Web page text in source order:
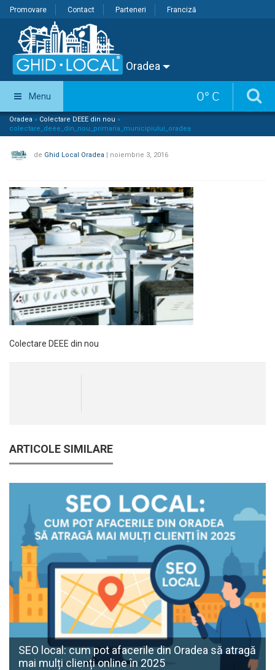
Promovare Contact Parteneri Franciză
Oradea
0° C
Menu
Oradea » Colectare DEEE din nou »
colectare_deee_din_nou_primaria_municipiului_oradea
de Ghid Local Oradea | noiembrie 3, 2016
Colectare DEEE din nou
ARTICOLE SIMILARE
SEO local: cum pot afacerile din Oradea să atragă
mai mulți clienți online în 2025